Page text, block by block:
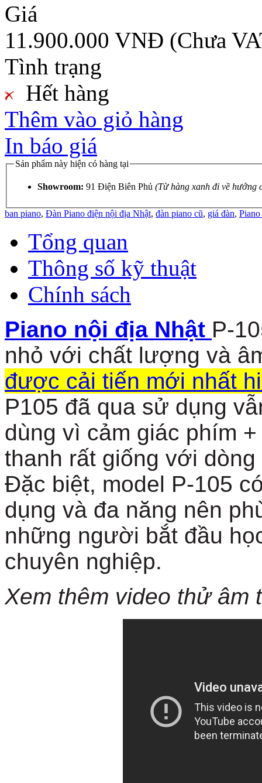
Giá
11.900.000 VNĐ (Chưa
Tình trạng
Hết hàng
Thêm vào giỏ hàng
In báo giá
Sản phẩm này hiện có hàng tại
Showroom: 91 Điện Biên Phủ (Từ hàng xanh đi về hướng
ban piano, Đàn Piano điện nội địa Nhật, đàn piano cũ, giá đàn,
Tổng quan
Thông số kỹ thuật
Chính sách
Piano nội địa Nhật P-
nhỏ với chất lượng và
được cải tiến mới nhất
P105 đã qua sử dụng
dùng vì cảm giác phím
thanh rất giống với
Đặc biệt, model P-105
dụng và đa năng nên
những người bắt đầu
chuyên nghiệp.
Xem thêm video thử